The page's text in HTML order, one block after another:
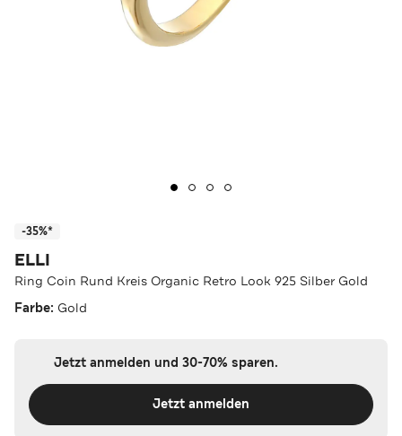
-35%*
ELLI
Ring Coin Rund Kreis Organic Retro Look 925 Silber Gold
Farbe: Gold
Jetzt anmelden und 30-70% sparen.
Jetzt anmelden